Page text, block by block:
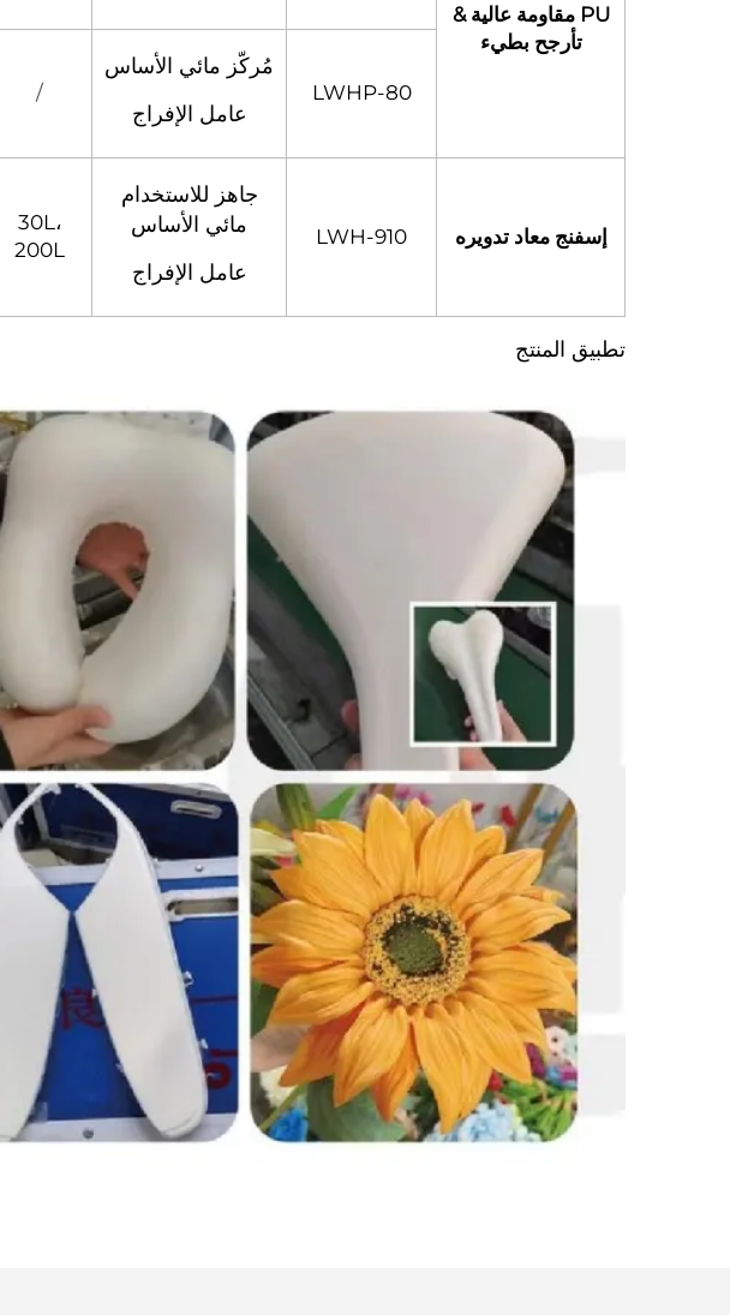
PU مقاومة عالية &
تأرجح بطيء
LWHP-80
مُركّز مائي الأساس
عامل الإفراج
/
إسفنج معاد تدويره LWH-910
جاهز للاستخدام
مائي الأساس
عامل الإفراج
30L،
200L
تطبيق المنتج